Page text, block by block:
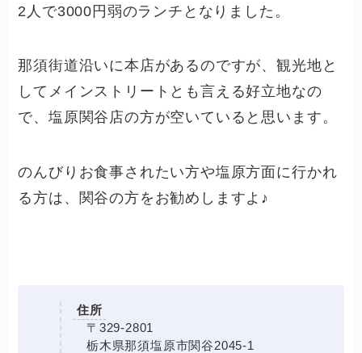
2人で3000円弱のランチとなりました。
那須街道沿いに本店があるのですが、観光地と
してメインストリートとも言える好立地なの
で、塩原関谷店の方が空いていると思います。
のんびりお食事されたい方や塩原方面に行かれ
る方は、関谷の方をお勧めしますよ♪
住所
〒329-2801
栃木県那須塩原市関谷2045-1